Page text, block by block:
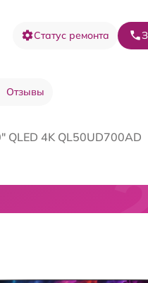
Статус ремонта
Отзывы
QLED 4K QL50UD700AD